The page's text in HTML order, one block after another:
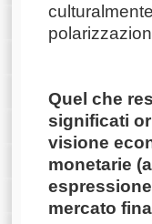
Quel che
significati
visione
monetarie
mercato